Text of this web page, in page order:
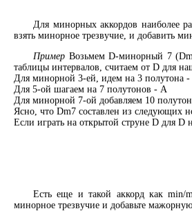
Для минорных аккордов наиболее
взять минорное трезвучие, и добавить
Пример Возьмем D-минорный 7
таблицы интервалов, считаем от D для
Для минорной 3-ей, идем на 3 полутона -
Для 5-ой шагаем на 7 полутонов - A
Для минорной 7-ой добавляем 10
Ясно, что Dm7 составлен из следующих
Если играть на открытой струне D для
Есть еще и такой аккорд как min/
минорное трезвучие и добавьте